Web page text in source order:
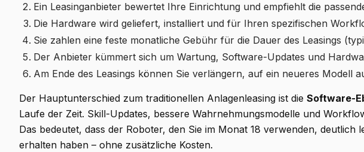
Ein Leasinganbieter bewertet Ihre Einrichtung und empfiehlt die
Die Hardware wird geliefert, installiert und für Ihren spezifischen
Sie zahlen eine feste monatliche Gebühr für die Dauer des Leasings
Der Anbieter kümmert sich um Wartung, Software-Updates und
Am Ende des Leasings können Sie verlängern, auf ein neueres Modell
Der Hauptunterschied zum traditionellen Anlagenleasing ist die Software-
Laufe der Zeit. Skill-Updates, bessere Wahrnehmungsmodelle und
Das bedeutet, dass der Roboter, den Sie im Monat 18 verwenden, deutlich
erhalten haben – ohne zusätzliche Kosten.